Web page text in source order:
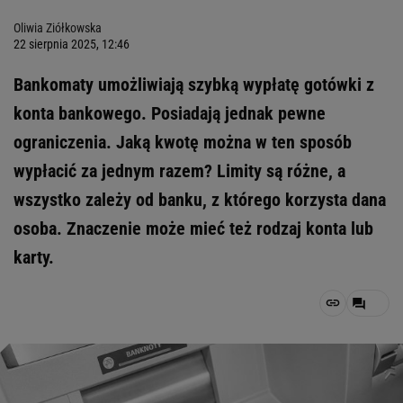
Oliwia Ziółkowska
22 sierpnia 2025, 12:46
Bankomaty umożliwiają szybką wypłatę gotówki z
konta bankowego. Posiadają jednak pewne
ograniczenia. Jaką kwotę można w ten sposób
wypłacić za jednym razem? Limity są różne, a
wszystko zależy od banku, z którego korzysta dana
osoba. Znaczenie może mieć też rodzaj konta lub
karty.